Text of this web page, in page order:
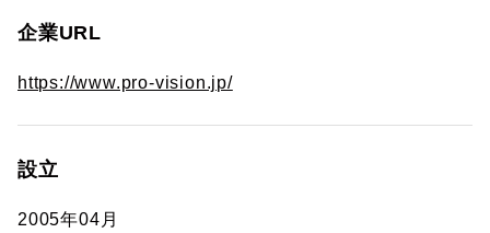
企業URL
https://www.pro-vision.jp/
設立
2005年04月